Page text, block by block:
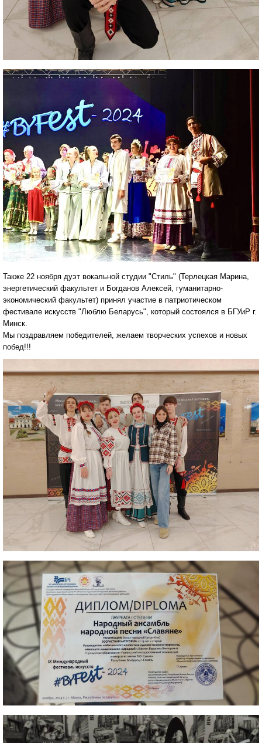
Также 22 ноября дуэт вокальной студии "Стиль" (Терлецкая Марина,
энергетический факультет и Богданов Алексей, гуманитарно-
экономический факультет) принял участие в патриотическом
фестивале искусств "Люблю Беларусь", который состоялся в БГУиР г.
Минск.
Мы поздравляем победителей, желаем творческих успехов и новых
побед!!!